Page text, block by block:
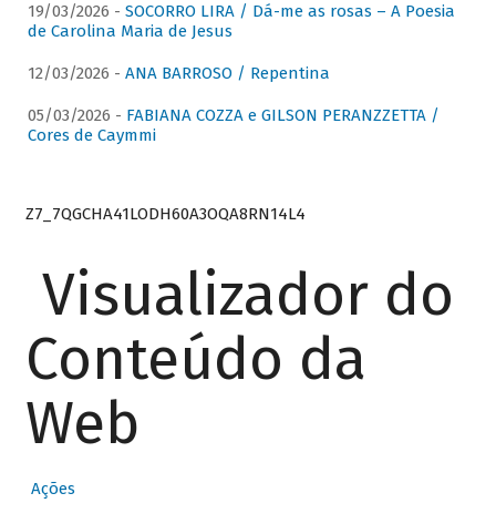
19/03/2026 - SOCORRO LIRA / Dá-me as rosas – A Poesia
de Carolina Maria de Jesus
12/03/2026 - ANA BARROSO / Repentina
05/03/2026 - FABIANA COZZA e GILSON PERANZZETTA /
Cores de Caymmi
Z7_7QGCHA41LODH60A3OQA8RN14L4
Visualizador do
Conteúdo da
Web
Ações